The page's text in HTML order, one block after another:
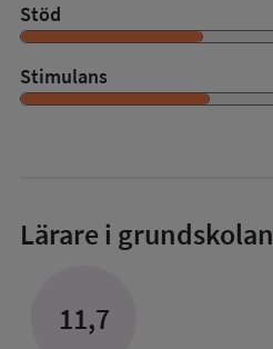
Stöd
Stimulans
Lärare i grundskolan
11,7